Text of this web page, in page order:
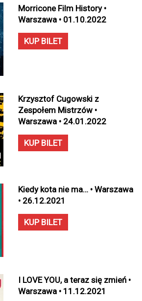
Morricone Film History •
Warszawa • 01.10.2022
KUP BILET
Krzysztof Cugowski z
Zespołem Mistrzów •
Warszawa • 24.01.2022
KUP BILET
Kiedy kota nie ma… • Warszawa
• 26.12.2021
KUP BILET
I LOVE YOU, a teraz się zmień •
Warszawa • 11.12.2021